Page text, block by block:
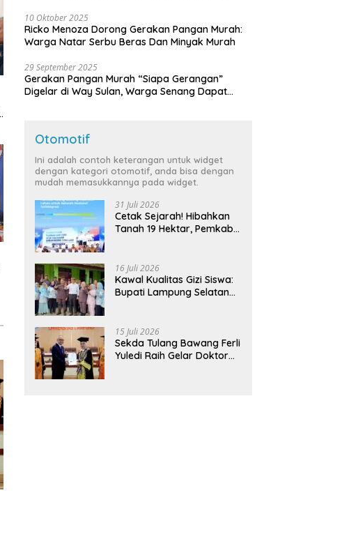
10 Oktober 2025
Ricko Menoza Dorong Gerakan Pangan Murah:
Warga Natar Serbu Beras Dan Minyak Murah
29 September 2025
Gerakan Pangan Murah “Siapa Gerangan”
Digelar di Way Sulan, Warga Senang Dapat
Otomotif
Ini adalah contoh keterangan untuk widget
dengan kategori otomotif, anda bisa dengan
mudah memasukkannya pada widget.
31 Juli 2026
Cetak Sejarah! Hibahkan
Tanah 19 Hektar, Pemkab
Terintegrasi Pertama di
Lampung
16 Juli 2026
Kawal Kualitas Gizi Siswa:
Bupati Lampung Selatan
Bergizi Gratis di Natar
15 Juli 2026
Sekda Tulang Bawang Ferli
Yuledi Raih Gelar Doktor